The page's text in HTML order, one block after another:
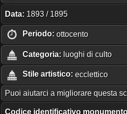
Data: 1893 / 1895
Periodo: ottocento
Categoria: luoghi di culto
Stile artistico: ecclettico
Puoi aiutarci a migliorare questa
Codice identificativo